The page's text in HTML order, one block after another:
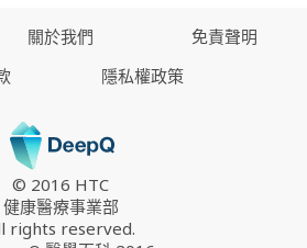
關於我們
免責聲明
隱私權政策
© 2016 HTC
健康醫療事業部
rights reserved.